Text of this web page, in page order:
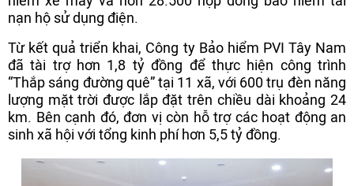
nạn hộ sử dụng điện.
Từ kết quả triển khai, Công ty Bảo hiểm PVI Tây Nam
đã tài trợ hơn 1,8 tỷ đồng để thực hiện công trình
“Thắp sáng đường quê” tại 11 xã, với 600 trụ đèn năng
lượng mặt trời được lắp đặt trên chiều dài khoảng 24
km. Bên cạnh đó, đơn vị còn hỗ trợ các hoạt động an
sinh xã hội với tổng kinh phí hơn 5,5 tỷ đồng.